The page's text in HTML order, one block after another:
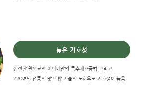
높은 기호성
신선한 원재료와 이나바만의 특수제조공법 그리고
220여년 전통의 맛 배합 기술의 노하우로 기호성이 높음